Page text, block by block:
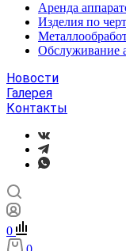
Аренда
Изделия по
Обслуживание
Новости
Галерея
Контакты
0